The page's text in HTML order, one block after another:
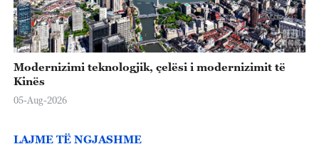
Modernizimi teknologjik, çelësi i modernizimit të
Kinës
05-Aug-2026
LAJME TË NGJASHME